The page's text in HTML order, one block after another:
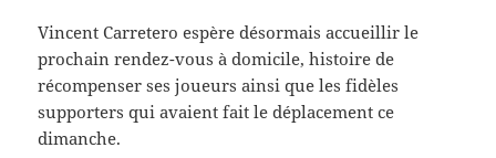
Vincent Carretero espère désormais accueillir le
prochain rendez-vous à domicile, histoire de
récompenser ses joueurs ainsi que les fidèles
supporters qui avaient fait le déplacement ce
dimanche.